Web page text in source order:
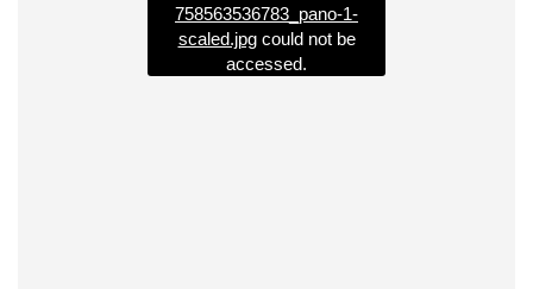
758563536783_pano-1-
scaled.jpgcould not be
accessed.